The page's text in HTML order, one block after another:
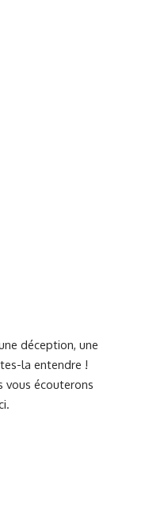
déception, une
la entendre !
vous écouterons